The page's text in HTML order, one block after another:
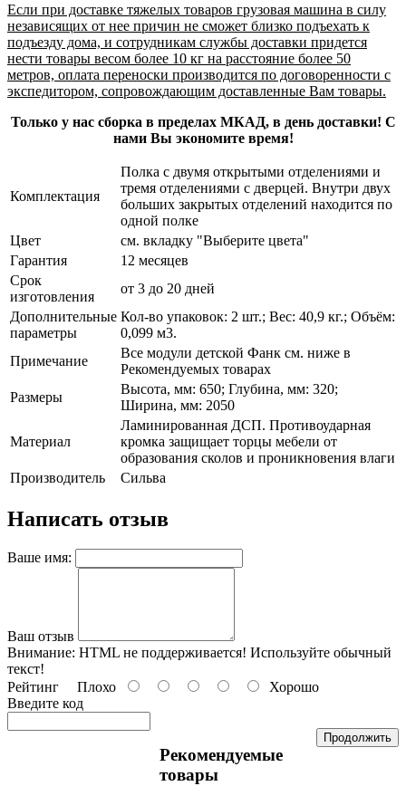
Если при доставке тяжелых товаров грузовая машина в силу
независящих от нее причин не сможет близко подъехать к
подъезду дома, и сотрудникам службы доставки придется
нести товары весом более 10 кг на расстояние более 50
метров, оплата переноски производится по договоренности с
экспедитором, сопровождающим доставленные Вам товары.
Только у нас сборка в пределах МКАД, в день доставки! С
нами Вы экономите время!
Комплектация
Полка с двумя открытыми отделениями и
тремя отделениями с дверцей. Внутри двух
больших закрытых отделений находится по
одной полке
Цвет
см. вкладку "Выберите цвета"
Гарантия
12 месяцев
Срок
изготовления
от 3 до 20 дней
Дополнительные
параметры
Кол-во упаковок: 2 шт.; Вес: 40,9 кг.; Объём:
0,099 м3.
Примечание
Все модули детской Фанк см. ниже в
Рекомендуемых товарах
Размеры
Высота, мм: 650; Глубина, мм: 320;
Ширина, мм: 2050
Материал
Ламинированная ДСП. Противоударная
кромка защищает торцы мебели от
образования сколов и проникновения влаги
Производитель
Сильва
Написать отзыв
Ваше имя:
Ваш отзыв
Внимание: HTML не поддерживается! Используйте обычный
текст!
Рейтинг Плохо
Хорошо
Введите код
Продолжить
Рекомендуемые
товары